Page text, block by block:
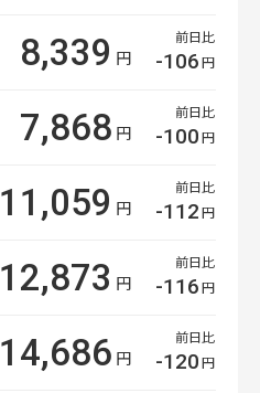
8,339 円
前日比
-106円
7,868 円
前日比
-100円
11,059 円
前日比
-112円
12,873 円
前日比
-116円
14,686 円
前日比
-120円